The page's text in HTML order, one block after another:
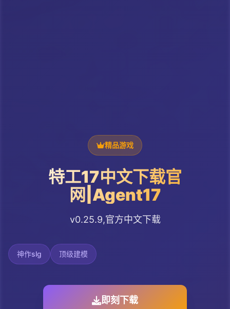
精品游戏
特工17中文下载官
网|Agent17
v0.25.9,官方中文下载
神作slg 顶级建模
即刻下载